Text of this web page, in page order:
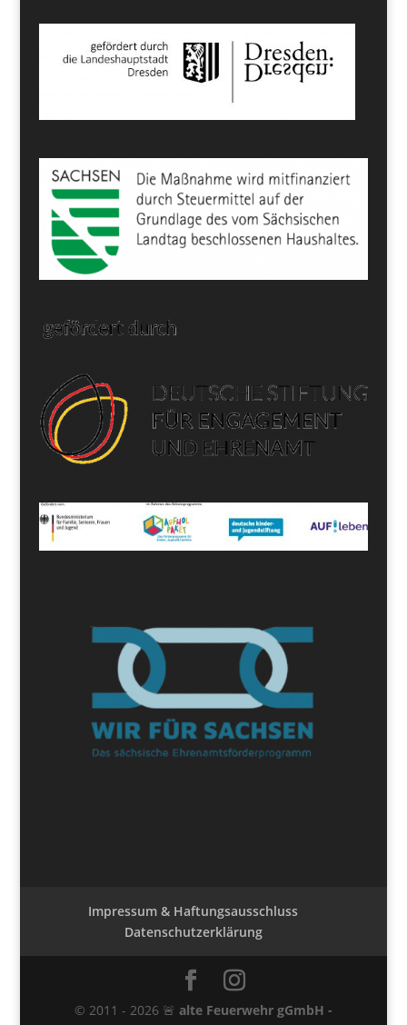
Impressum & Haftungsausschluss
Datenschutzerklärung
© 2011 - 2026 🚨 alte Feuerwehr gGmbH -